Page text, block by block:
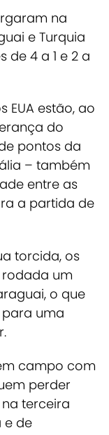
na
e Turquia
de 4 a 1 e 2 a
EUA estão, ao
do
pontos da
– também
entre as
a partida de
torcida, os
rodada um
o que
uma
campo com
perder
terceira
e de